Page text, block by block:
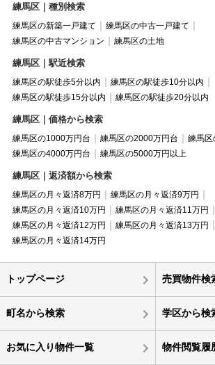
練馬区｜種別検索
練馬区の新築一戸建て
練馬区の中古一戸建て
練馬区の中古マンション
練馬区の土地
練馬区｜駅近検索
練馬区の駅徒歩5分以内
練馬区の駅徒歩10分以内
練馬区の駅徒歩15分以内
練馬区の駅徒歩20分以内
練馬区｜価格から検索
練馬区の1000万円台 練馬区の2000万円台
練馬区
練馬区の4000万円台
練馬区の5000万円以上
練馬区｜返済額から検索
練馬区の月々返済8万円
練馬区の月々返済9万円
練馬区の月々返済10万円
練馬区の月々返済11万円
練馬区の月々返済12万円
練馬区の月々返済13万円
練馬区の月々返済14万円
トップページ 売買物件検
町名から検索 学区から検
お気に入り物件一覧 物件閲覧履